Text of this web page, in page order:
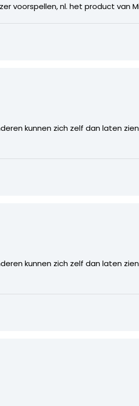
voorspellen, nl. het product van
kunnen zich zelf dan laten
kunnen zich zelf dan laten